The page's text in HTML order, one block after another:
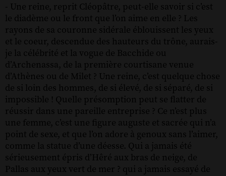
- Une reine, reprit Cléopâtre, peut-elle savoir si c’est
le diadème ou le front que l’on aime en elle ? Les
rayons de sa couronne sidérale éblouissent les yeux
et le coeur, descendue des hauteurs du trône, aurais-
je la célébrité et la vogue de Bacchide ou
d’Archenassa, de la première courtisane venue
d’Athènes ou de Milet ? Une reine, c’est quelque chose
de si loin des hommes, de si élevé, de si séparé, de si
impossible ! Quelle présomption peut se flatter de
réussir dans une pareille entreprise ? Ce n’est plus
une femme, c’est une figure auguste et sacrée qui n’a
point de sexe, et que l’on adore à genoux sans l’aimer,
comme la statue d’une déesse. Qui a jamais été
sérieusement épris d’Hêré aux bras de neige, de
Pallas aux yeux vert de mer ? qui a jamais essayé de